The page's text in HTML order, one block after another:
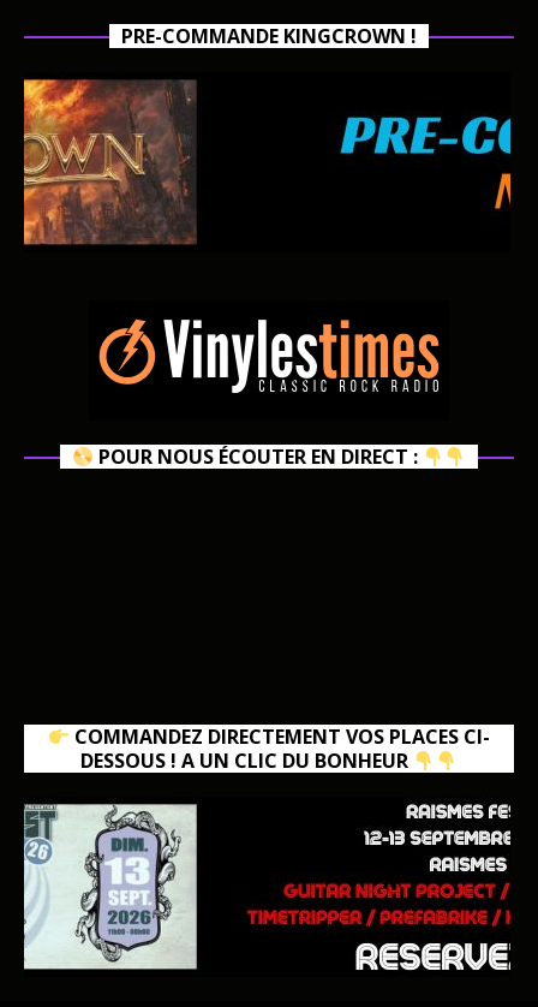
PRE-COMMANDE KINGCROWN !
POUR NOUS ÉCOUTER EN DIRECT :
COMMANDEZ DIRECTEMENT VOS PLACES CI-
DESSOUS ! A UN CLIC DU BONHEUR